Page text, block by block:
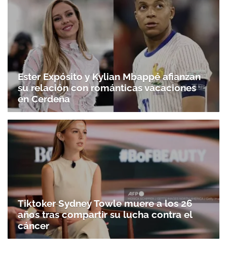
Ester Expósito y Kylian Mbappé afianzan
su relación con románticas vacaciones
en Cerdeña
Tiktoker Sydney Towle muere a los 26
años tras compartir su lucha contra el
cáncer